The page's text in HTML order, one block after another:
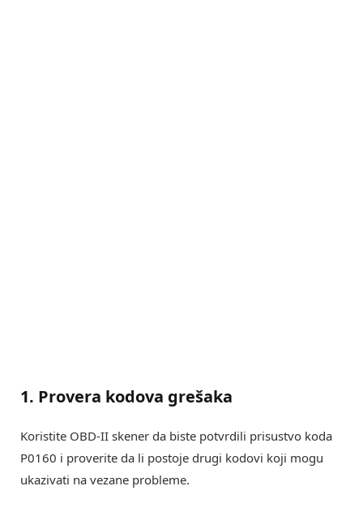
1. Provera kodova grešaka
Koristite OBD-II skener da biste potvrdili prisustvo koda
P0160 i proverite da li postoje drugi kodovi koji mogu
ukazivati na vezane probleme.